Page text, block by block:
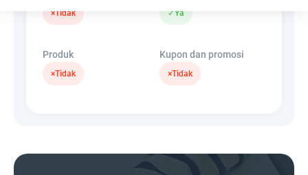
×Tidak ✓Ya
Produk
×Tidak
Kupon dan promosi
×Tidak